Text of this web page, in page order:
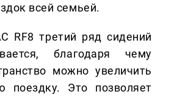
всей семьей.
RF8 третий ряд сидений
благодаря чему
можно увеличить
поездку. Это позволяет